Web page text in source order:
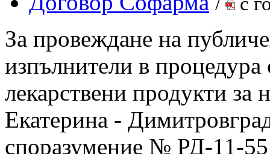
За провеждане на
изпълнители в
лекарствени продукти
Екатерина -
споразумение № РД-11-55